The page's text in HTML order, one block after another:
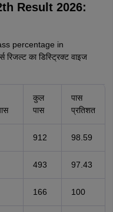
Result 2026:
percentage in
रिजल्ट का डिस्ट्रिक्ट वाइज
कुल
पास
पास
प्रतिशत
912 98.59
493 97.43
166 100